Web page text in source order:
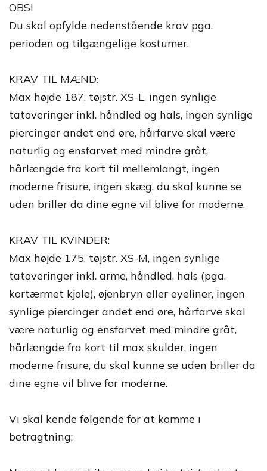
OBS!
Du skal opfylde nedenstående krav pga.
perioden og tilgængelige kostumer.
KRAV TIL MÆND:
Max højde 187, tøjstr. XS-L, ingen synlige
tatoveringer inkl. håndled og hals, ingen synlige
piercinger andet end øre, hårfarve skal være
naturlig og ensfarvet med mindre gråt,
hårlængde fra kort til mellemlangt, ingen
moderne frisure, ingen skæg, du skal kunne se
uden briller da dine egne vil blive for moderne.
KRAV TIL KVINDER:
Max højde 175, tøjstr. XS-M, ingen synlige
tatoveringer inkl. arme, håndled, hals (pga.
kortærmet kjole), øjenbryn eller eyeliner, ingen
synlige piercinger andet end øre, hårfarve skal
være naturlig og ensfarvet med mindre gråt,
hårlængde fra kort til max skulder, ingen
moderne frisure, du skal kunne se uden briller da
dine egne vil blive for moderne.
Vi skal kende følgende for at komme i
betragtning: